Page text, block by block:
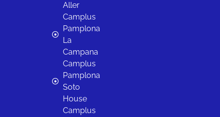
Aller
Camplus
Pamplona
La
Campana
Camplus
Pamplona
Soto
House
Camplus